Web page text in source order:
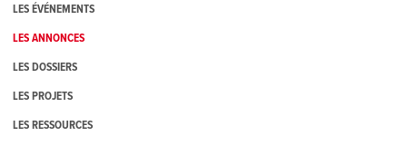
LES ÉVÉNEMENTS
LES ANNONCES
LES DOSSIERS
LES PROJETS
LES RESSOURCES